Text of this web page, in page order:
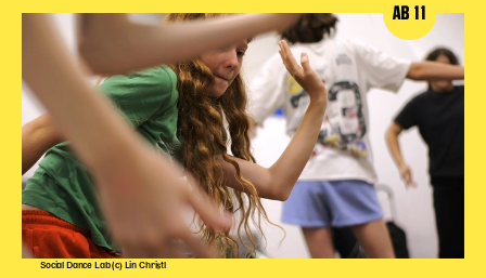
Social Dance Lab (c) Lin Christl
AB 11